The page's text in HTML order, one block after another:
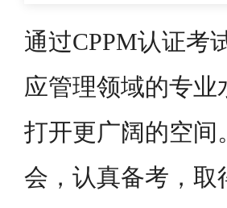
通过CPPM认证考
应管理领域的专
打开更广阔的空间
会，认真备考，取